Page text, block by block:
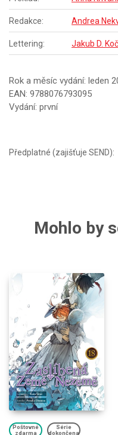
Redakce: Andrea
Lettering: Jakub D.
Rok a měsíc vydání: leden
EAN: 9788076793095
Vydání: první
Předplatné (zajišťuje SEND):
Mohlo by
Poštovné
zdarma
Série
dokončena